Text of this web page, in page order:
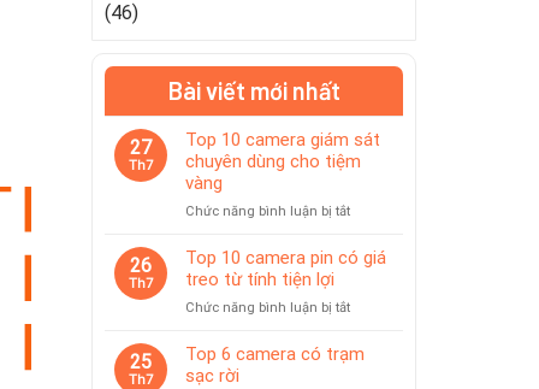
(46)
Bài viết mới nhất
27
Th7
Top 10 camera giám sát
chuyên dùng cho tiệm
vàng
Chức năng bình luận bị tắtở
10
camera
sát
dùng
26
Th7
Top 10 camera pin có giá
treo từ tính tiện lợi
Chức năng bình luận bị tắtở
10
25
Th7
Top 6 camera có trạm
sạc rời